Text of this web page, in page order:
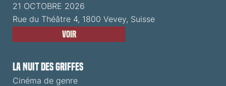
21 OCTOBRE 2026
Rue du Théâtre 4, 1800 Vevey, Suisse
Voir
La Nuit des Griffes
Cinéma de genre